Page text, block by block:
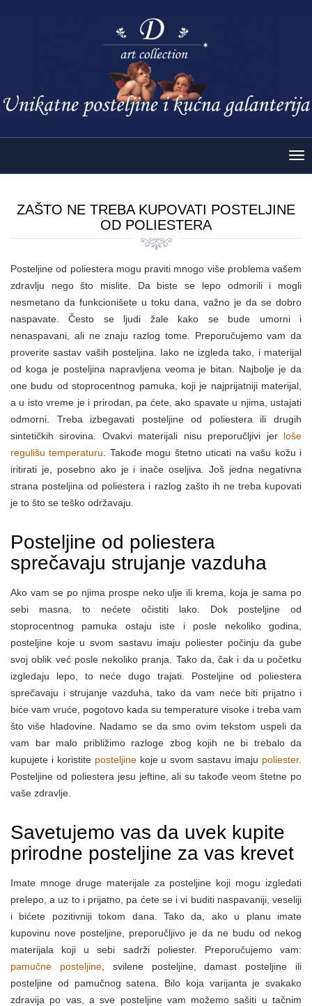
ZAŠTO NE TREBA KUPOVATI POSTELJINE
OD POLIESTERA
Posteljine od poliestera mogu praviti mnogo više problema vašem
zdravlju nego što mislite. Da biste se lepo odmorili i mogli
nesmetano da funkcionišete u toku dana, važno je da se dobro
naspavate. Često se ljudi žale kako se bude umorni i
nenaspavani, ali ne znaju razlog tome. Preporučujemo vam da
proverite sastav vaših posteljina. Iako ne izgleda tako, i materijal
od koga je posteljina napravljena veoma je bitan. Najbolje je da
one budu od stoprocentnog pamuka, koji je najprijatniji materijal,
a u isto vreme je i prirodan, pa ćete, ako spavate u njima, ustajati
odmorni. Treba izbegavati posteljine od poliestera ili drugih
sintetičkih sirovina. Ovakvi materijali nisu preporučljivi jer loše
regulišu temperaturu . Takođe mogu štetno uticati na vašu kožu i
iritirati je, posebno ako je i inače oseljiva. Još jedna negativna
strana posteljina od poliestera i razlog zašto ih ne treba kupovati
je to što se teško održavaju.
Posteljine od poliestera
sprečavaju strujanje vazduha
Ako vam se po njima prospe neko ulje ili krema, koja je sama po
sebi masna, to nećete očistiti lako. Dok posteljine od
stoprocentnog pamuka ostaju iste i posle nekoliko godina,
posteljine koje u svom sastavu imaju poliester počinju da gube
svoj oblik već posle nekoliko pranja. Tako da, čak i da u početku
izgledaju lepo, to neće dugo trajati. Posteljine od poliestera
sprečavaju i strujanje vazduha, tako da vam neće biti prijatno i
biće vam vruće, pogotovo kada su temperature visoke i treba vam
što više hladovine. Nadamo se da smo ovim tekstom uspeli da
vam bar malo približimo razloge zbog kojih ne bi trebalo da
kupujete i koristite posteljinekoje u svom sastavu imaju poliester.
Posteljine od poliestera jesu jeftine, ali su takođe veom štetne po
vaše zdravlje.
Savetujemo vas da uvek kupite
prirodne posteljine za vas krevet
Imate mnoge druge materijale za posteljine koji mogu izgledati
prelepo, a uz to i prijatno, pa ćete se i vi buditi naspavaniji, veseliji
i bićete pozitivniji tokom dana. Tako da, ako u planu imate
kupovinu nove posteljine, preporučljivo je da ne budu od nekog
materijala koji u sebi sadrži poliester. Preporučujemo vam:
pamučne posteljine, svilene posteljine, damast posteljine ili
posteljine od pamučnog satena. Bilo koja varijanta je svakako
zdravija po vas, a sve posteljine vam možemo sašiti u tačnim